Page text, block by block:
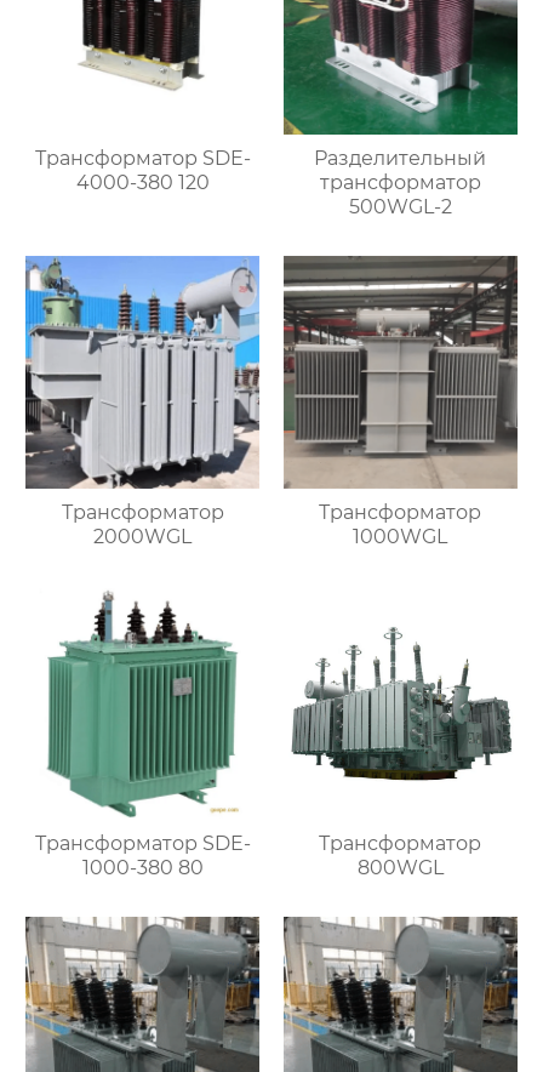
Трансформатор SDE-
4000-380 120
Разделительный
трансформатор
500WGL-2
Трансформатор
2000WGL
Трансформатор
1000WGL
Трансформатор SDE-
1000-380 80
Трансформатор
800WGL